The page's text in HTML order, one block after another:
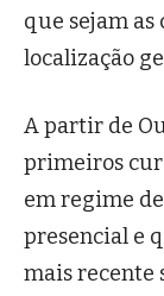
que sejam as
localização
A partir de
primeiros
em regime
presencial e
mais recente